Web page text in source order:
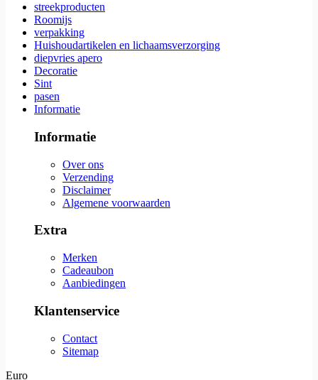
streekproducten
Roomijs
verpakking
Huishoudartikelen en lichaamsverzorging
diepvries apero
Decoratie
Sint
pasen
Informatie
Informatie
Over ons
Verzending
Disclaimer
Algemene voorwaarden
Extra
Merken
Cadeaubon
Aanbiedingen
Klantenservice
Contact
Sitemap
Euro